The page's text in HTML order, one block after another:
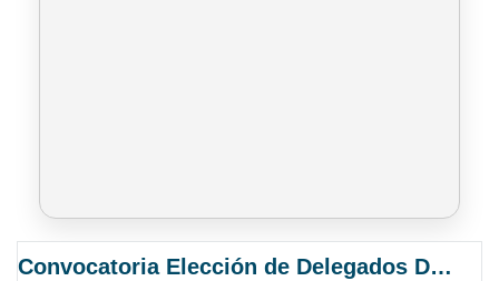
Convocatoria Elección de Delegados Docentes para el XIV Congreso Nacional de Universidades